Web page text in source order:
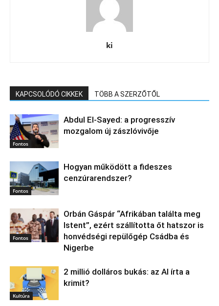
ki
KAPCSOLÓDÓ CIKKEK TÖBB A SZERZŐTŐL
Fontos
Abdul El‑Sayed: a progresszív
mozgalom új zászlóvivője
Fontos
Hogyan működött a fideszes
cenzúrarendszer?
Fontos
Orbán Gáspár “Afrikában találta meg
Istent”, ezért szállította őt hatszor is
honvédségi repülőgép Csádba és
Nigerbe
Kultúra
2 millió dolláros bukás: az AI írta a
krimit?